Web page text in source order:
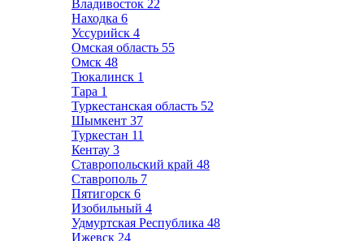
Владивосток 22
Находка 6
Уссурийск 4
Омская область 55
Омск 48
Тюкалинск 1
Тара 1
Туркестанская область 52
Шымкент 37
Туркестан 11
Кентау 3
Ставропольский край 48
Ставрополь 7
Пятигорск 6
Изобильный 4
Удмуртская Республика 48
Ижевск 24